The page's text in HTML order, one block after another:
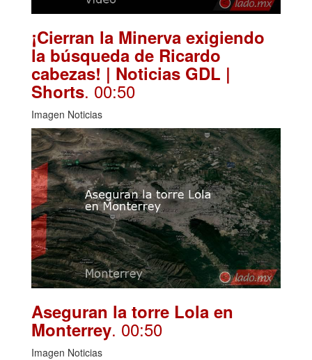
¡Cierran la Minerva exigiendo
la búsqueda de Ricardo
cabezas! | Noticias GDL |
Shorts. 00:50
Imagen Noticias
Aseguran la torre Lola en
Monterrey. 00:50
Imagen Noticias